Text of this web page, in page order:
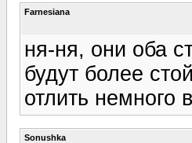
Farnesiana
ня-ня, они оба
будут более
отлить немного
Sonushka